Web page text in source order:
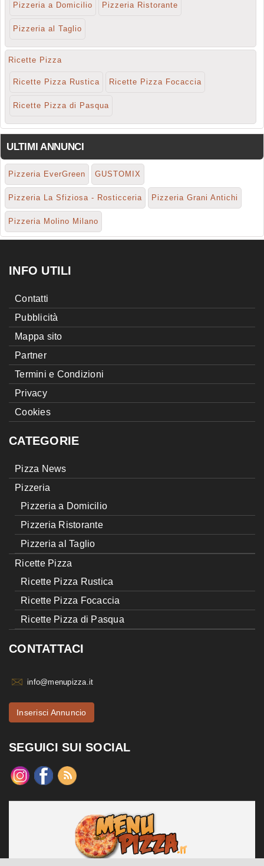
Pizzeria a Domicilio Pizzeria Ristorante
Pizzeria al Taglio
Ricette Pizza
Ricette Pizza Rustica Ricette Pizza Focaccia
Ricette Pizza di Pasqua
ULTIMI ANNUNCI
Pizzeria EverGreen GUSTOMIX
Pizzeria La Sfiziosa - Rosticceria Pizzeria Grani Antichi
Pizzeria Molino Milano
INFO UTILI
Contatti
Pubblicità
Mappa sito
Partner
Termini e Condizioni
Privacy
Cookies
CATEGORIE
Pizza News
Pizzeria
Pizzeria a Domicilio
Pizzeria Ristorante
Pizzeria al Taglio
Ricette Pizza
Ricette Pizza Rustica
Ricette Pizza Focaccia
Ricette Pizza di Pasqua
CONTATTACI
info@menupizza.it
Inserisci Annuncio
SEGUICI SUI SOCIAL